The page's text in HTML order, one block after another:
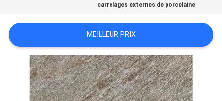
DEMANDEZ
UN DEVIS
PLAN
carrelages externes de porcelaine
MEILLEUR PRIX